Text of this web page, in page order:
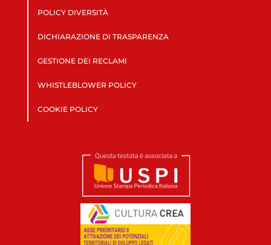
POLICY DIVERSITÀ
DICHIARAZIONE DI TRASPARENZA
GESTIONE DEI RECLAMI
WHISTLEBLOWER POLICY
COOKIE POLICY